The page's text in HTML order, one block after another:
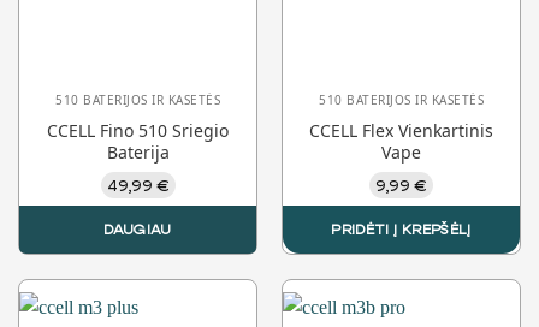
510 BATERIJOS IR KASETĖS
CCELL Fino 510 Sriegio
Baterija
49,99 €
DAUGIAU
510 BATERIJOS IR KASETĖS
CCELL Flex Vienkartinis
Vape
9,99 €
PRIDĖTI Į KREPŠĖLĮ